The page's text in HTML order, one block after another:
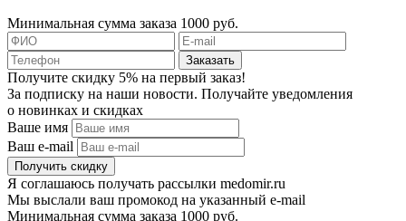
Минимальная сумма заказа 1000 руб.
Получите скидку 5% на первый заказ!
За подписку на наши новости. Получайте уведомления
о новинках и скидках
Ваше имя
Ваш e-mail
Я соглашаюсь получать рассылки medomir.ru
Мы выслали ваш промокод на указанный e-mail
Минимальная сумма заказа 1000 руб.